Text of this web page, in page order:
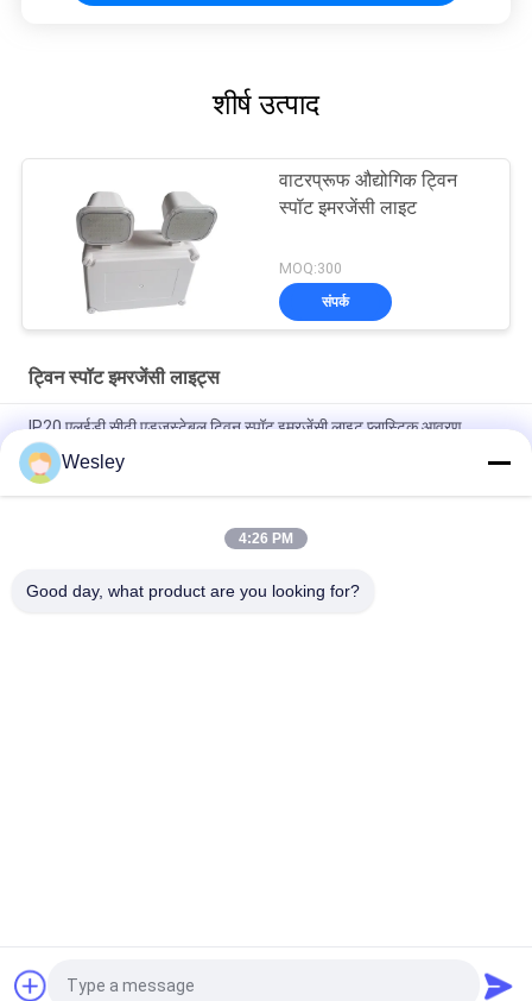
शीर्ष उत्पाद
वाटरप्रूफ औद्योगिक ट्विन
स्पॉट इमरजेंसी लाइट
MOQ:300
संपर्क
ट्विन स्पॉट इमरजेंसी लाइट्स
IP20 एलईडी सीढ़ी एडजस्टेबल ट्विन स्पॉट इमरजेंसी लाइट प्लास्टिक आवरण
3 साल की वारंटी, 3.6V/1.6Ah बैटरी और 3 घंटे की अवधि के साथ सीई ब्लैक केसिंग
एलईडी ट्विन स्पॉट इमरजेंसी लाइट
आईपी65 वाटरप्रूफ 2X4W ट्विन स्पॉट इमरजेंसी लाइट 3 साल की वारंटी और
Wesley
4:26 PM
Good day, what product are you looking for?